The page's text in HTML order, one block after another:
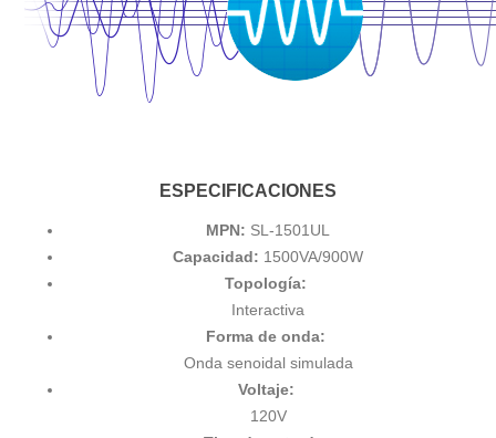
ESPECIFICACIONES
MPN: SL-1501UL
Capacidad: 1500VA/900W
Topología:
Interactiva
Forma de onda:
Onda senoidal simulada
Voltaje:
120V